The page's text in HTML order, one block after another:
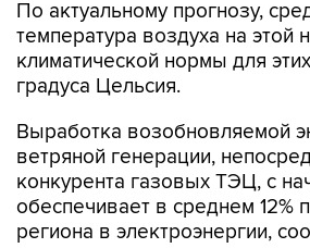
По актуальному прогнозу,
температура воздуха на
климатической нормы для
градуса Цельсия.
Выработка возобновляемой
ветряной генерации,
конкурента газовых ТЭЦ, с
обеспечивает в среднем 12%
региона в электроэнергии,